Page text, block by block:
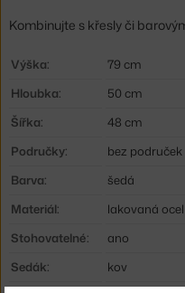
Kombinujte s křesly či
Výška:
79 cm
Hloubka:
50 cm
Šířka:
48 cm
Područky:
bez područek
Barva:
šedá
Materiál:
lakovaná ocel
Stohovatelné:
ano
Sedák:
kov